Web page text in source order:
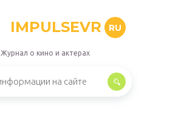
IMPULSEVR RU
Журнал о кино и актерах